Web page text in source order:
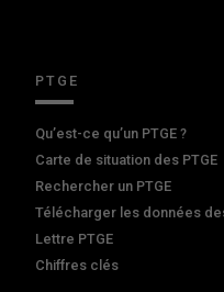
PTGE
Qu’est-ce qu’un PTGE ?
Carte de situation des PTGE
Rechercher un PTGE
Télécharger les données
Lettre PTGE
Chiffres clés